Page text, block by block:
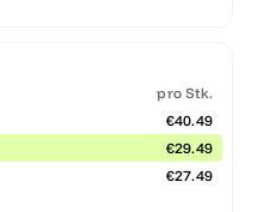
pro Stk.
€40.49
€29.49
€27.49